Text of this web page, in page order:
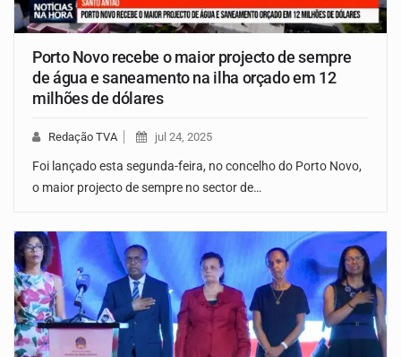
Porto Novo recebe o maior projecto de sempre
de água e saneamento na ilha orçado em 12
milhões de dólares
Redação TVA jul 24, 2025
Foi lançado esta segunda-feira, no concelho do Porto Novo,
o maior projecto de sempre no sector de…